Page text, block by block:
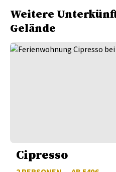
Weitere
Gelände
Cipresso